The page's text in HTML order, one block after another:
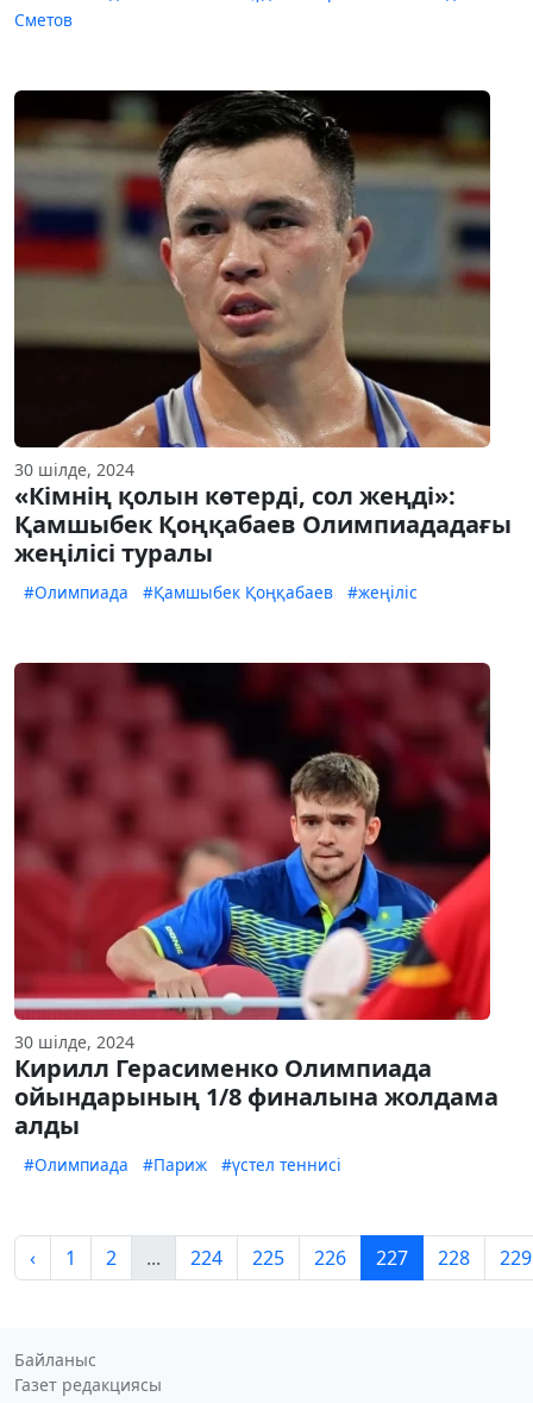
Сметов
30 шілде, 2024
«Кімнің қолын көтерді, сол жеңді»:
Қамшыбек Қоңқабаев Олимпиададағы
жеңілісі туралы
#Олимпиада #Қамшыбек Қоңқабаев #жеңіліс
30 шілде, 2024
Кирилл Герасименко Олимпиада
ойындарының 1/8 финалына жолдама
алды
#Олимпиада #Париж #үстел теннисі
‹ 1 2 ... 224 225 226 227 228 229
Байланыс
Газет редакциясы